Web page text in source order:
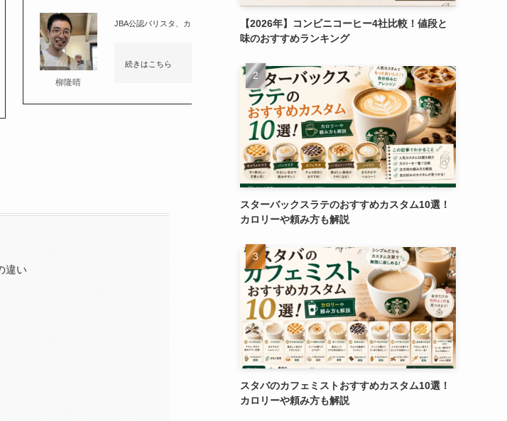
柳隆晴
JBA公認バリスタ、カフェブロガー。年間200店舗以上カフェを巡っています。
続きはこちら
違い
【2026年】コンビニコーヒー4社比較！値段と
味のおすすめランキング
スターバックスラテのおすすめカスタム10選！
カロリーや頼み方も解説
スタバのカフェミストおすすめカスタム10選！
カロリーや頼み方も解説